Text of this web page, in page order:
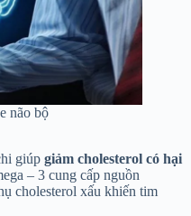
não bộ
giúp giảm cholesterol có hại
– 3 cung cấp nguồn
cholesterol xấu khiến tim